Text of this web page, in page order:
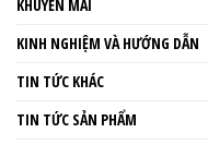
KHUYẾN MÃI
KINH NGHIỆM VÀ HƯỚNG DẪN
TIN TỨC KHÁC
TIN TỨC SẢN PHẨM